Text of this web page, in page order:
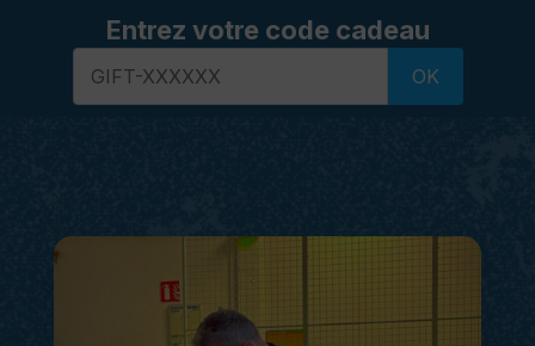
Entrez votre code cadeau
OK